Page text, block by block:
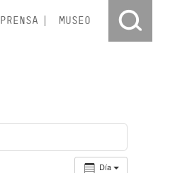
PRENSA MUSEO
Día